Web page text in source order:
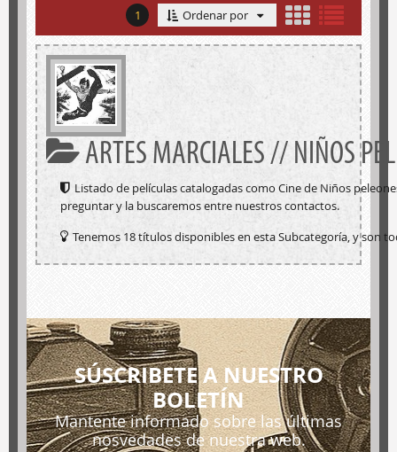
1 Ordenar por
ARTES MARCIALES // NIÑOS
Listado de películas catalogadas como Cine de Niños
preguntar y la buscaremos entre nuestros contactos.
Tenemos 18 títulos disponibles en esta Subcategoría, y son
SÚSCRIBETE A NUESTRO
BOLETÍN
Mantente informado sobre las últimas
nosvedades de nuestra web.